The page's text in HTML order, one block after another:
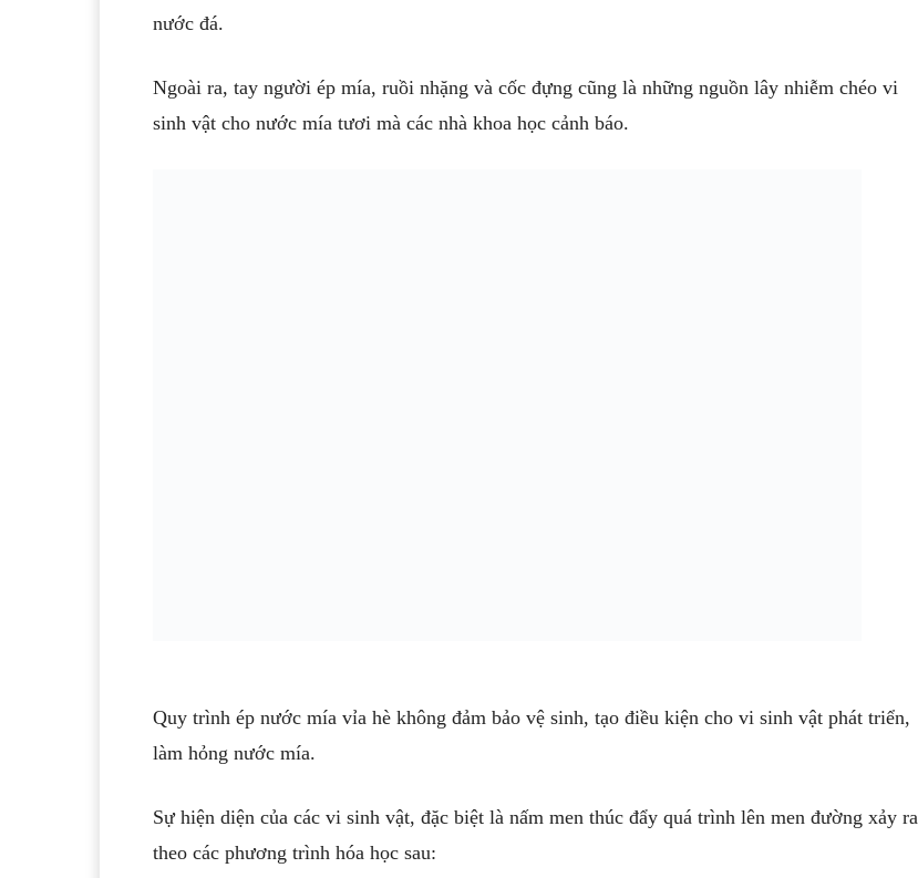
nước đá.
Ngoài ra, tay người ép mía, ruồi nhặng và cốc đựng cũng là những nguồn lây nhiễm chéo vi
sinh vật cho nước mía tươi mà các nhà khoa học cảnh báo.
Quy trình ép nước mía vỉa hè không đảm bảo vệ sinh, tạo điều kiện cho vi sinh vật phát triển,
làm hỏng nước mía.
Sự hiện diện của các vi sinh vật, đặc biệt là nấm men thúc đẩy quá trình lên men đường xảy ra
theo các phương trình hóa học sau: